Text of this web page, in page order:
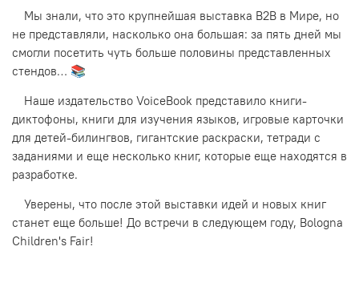
Мы знали, что это крупнейшая выставка B2B в Мире, но
не представляли, насколько она большая: за пять дней мы
смогли посетить чуть больше половины представленных
стендов… 📚
Наше издательство VoiceBook представило книги-
диктофоны, книги для изучения языков, игровые карточки
для детей-билингвов, гигантские раскраски, тетради с
заданиями и еще несколько книг, которые еще находятся в
разработке.
Уверены, что после этой выставки идей и новых книг
станет еще больше! До встречи в следующем году, Bologna
Children's Fair!